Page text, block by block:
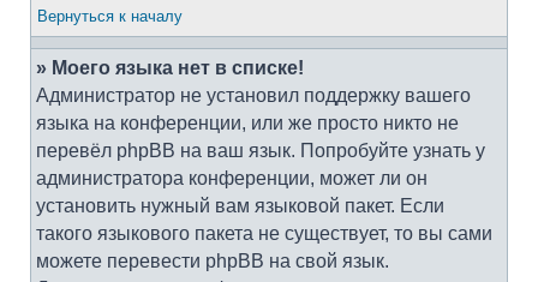
Вернуться к началу
» Моего языка нет в списке!
Администратор не установил поддержку вашего
языка на конференции, или же просто никто не
перевёл phpBB на ваш язык. Попробуйте узнать у
администратора конференции, может ли он
установить нужный вам языковой пакет. Если
такого языкового пакета не существует, то вы сами
можете перевести phpBB на свой язык.